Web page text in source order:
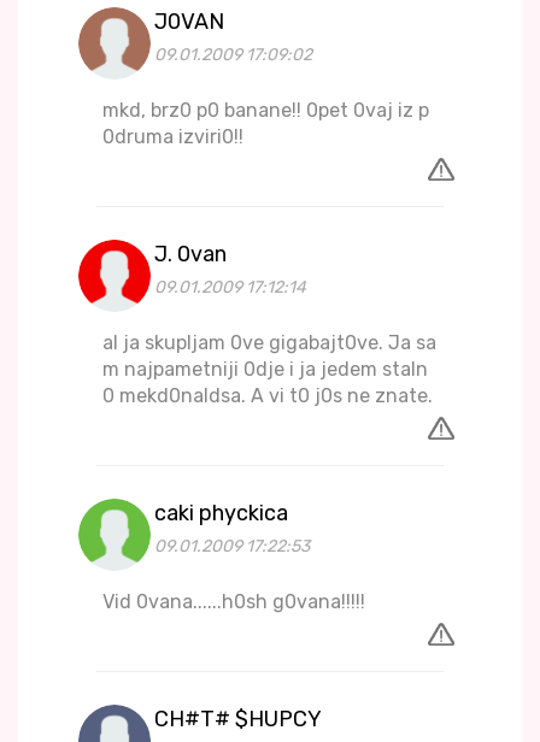
J0VAN
09.01.2009 17:09:02
mkd, brz0 p0 banane!! 0pet 0vaj iz p
0druma izviri0!!
J. 0van
09.01.2009 17:12:14
al ja skupljam 0ve gigabajt0ve. Ja sa
m najpametniji 0dje i ja jedem staln
0 mekd0naldsa. A vi t0 j0s ne znate.
caki phyckica
09.01.2009 17:22:53
Vid 0vana......h0sh g0vana!!!!!
CH#T# $HUPCY